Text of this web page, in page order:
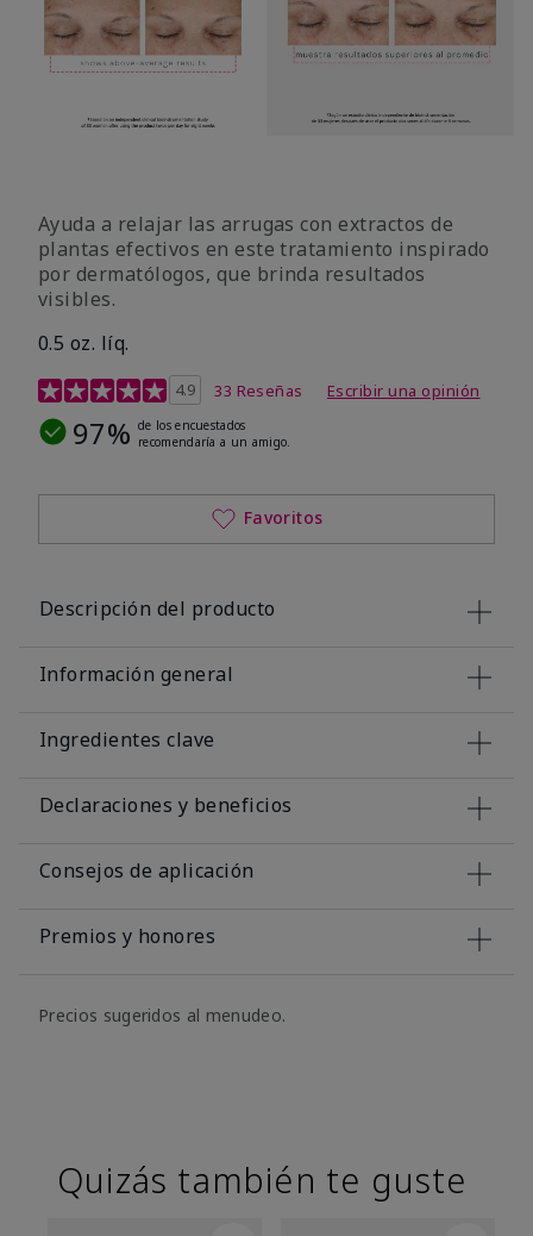
Ayuda a relajar las arrugas con extractos de
plantas efectivos en este tratamiento inspirado
por dermatólogos, que brinda resultados
visibles.
0.5 oz. líq.
Calificación de clientes de 4,9 de 5
4.9 33 Reseñas Escribir una opinión
97% de los encuestados
recomendaría a un amigo.
Favoritos
Descripción del producto
Información general
Ingredientes clave
Declaraciones y beneficios
Consejos de aplicación
Premios y honores
Precios sugeridos al menudeo.
Quizás también te guste